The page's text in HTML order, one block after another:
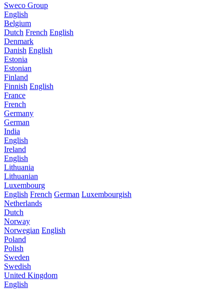
Sweco Group
English
Belgium
Dutch French English
Denmark
Danish English
Estonia
Estonian
Finland
Finnish English
France
French
Germany
German
India
English
Ireland
English
Lithuania
Lithuanian
Luxembourg
English French German Luxembourgish
Netherlands
Dutch
Norway
Norwegian English
Poland
Polish
Sweden
Swedish
United Kingdom
English